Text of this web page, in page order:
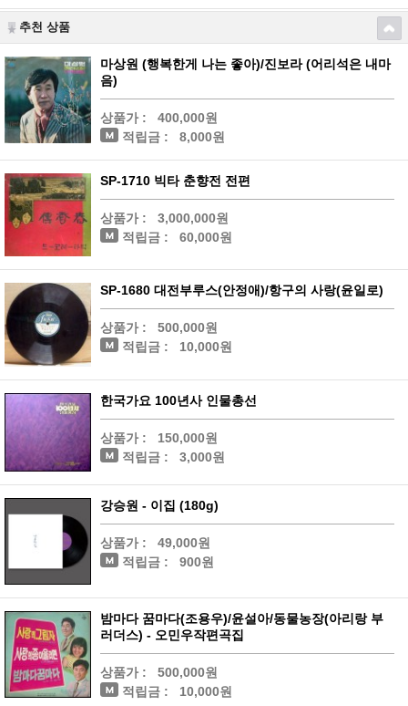
추천 상품
마상원 (행복한게 나는 좋아)/진보라 (어리석은 내마
음)
상품가 :
400,000원
적립금 :
8,000원
SP-1710 빅타 춘향전 전편
상품가 :
3,000,000원
적립금 :
60,000원
SP-1680 대전부루스(안정애)/항구의 사랑(윤일로)
상품가 :
500,000원
적립금 :
10,000원
한국가요 100년사 인물총선
상품가 :
150,000원
적립금 :
3,000원
강승원 - 이집 (180g)
상품가 :
49,000원
적립금 :
900원
밤마다 꿈마다(조용우)/윤설아/동물농장(아리랑 부
러더스) - 오민우작편곡집
상품가 :
500,000원
적립금 :
10,000원